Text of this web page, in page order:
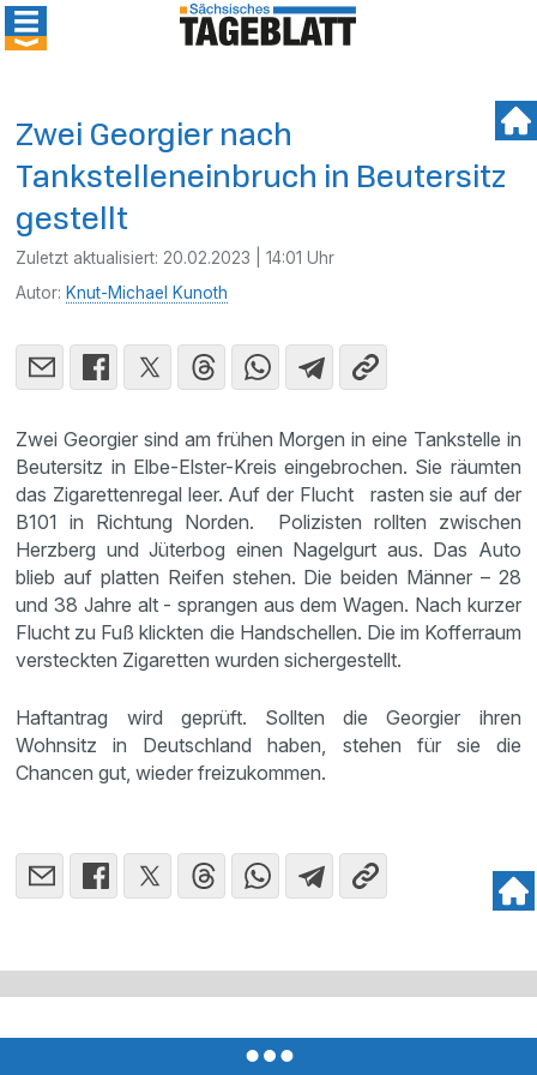
Zwei Georgier nach
Tankstelleneinbruch in Beutersitz
gestellt
Zuletzt aktualisiert: 20.02.2023 | 14:01 Uhr
Autor: Knut-Michael Kunoth
Zwei Georgier sind am frühen Morgen in eine Tankstelle in
Beutersitz in Elbe-Elster-Kreis eingebrochen. Sie räumten
das Zigarettenregal leer. Auf der Flucht rasten sie auf der
B101 in Richtung Norden. Polizisten rollten zwischen
Herzberg und Jüterbog einen Nagelgurt aus. Das Auto
blieb auf platten Reifen stehen. Die beiden Männer – 28
und 38 Jahre alt - sprangen aus dem Wagen. Nach kurzer
Flucht zu Fuß klickten die Handschellen. Die im Kofferraum
versteckten Zigaretten wurden sichergestellt.
Haftantrag wird geprüft. Sollten die Georgier ihren
Wohnsitz in Deutschland haben, stehen für sie die
Chancen gut, wieder freizukommen.